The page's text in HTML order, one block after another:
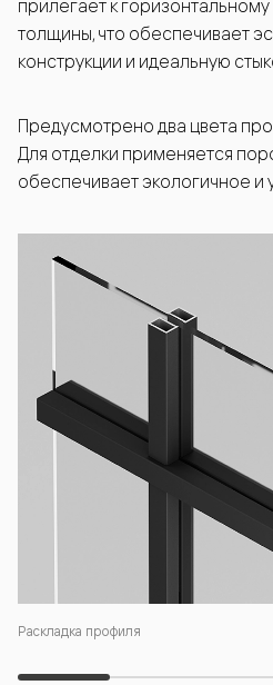
Раскладка профиля
прилегает к
толщины, что обеспечивает
конструкции и идеальную
Предусмотрено два цвета
Для отделки применяется
обеспечивает экологичное и